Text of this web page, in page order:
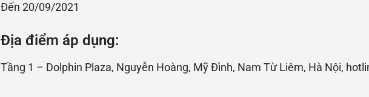
Đến 20/09/2021
Địa điểm áp dụng:
Tầng 1 – Dolphin Plaza, Nguyễn Hoàng, Mỹ Đình, Nam Từ Liêm, Hà Nội,